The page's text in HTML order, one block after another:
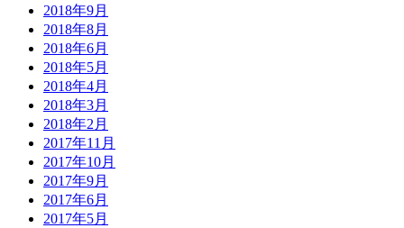
2018年9月
2018年8月
2018年6月
2018年5月
2018年4月
2018年3月
2018年2月
2017年11月
2017年10月
2017年9月
2017年6月
2017年5月